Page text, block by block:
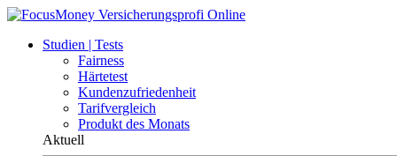
Studien | Tests
Fairness
Härtetest
Kundenzufriedenheit
Tarifvergleich
Produkt des Monats
Aktuell